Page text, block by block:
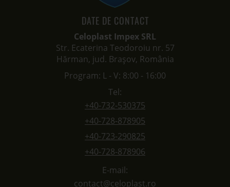
DATE DE CONTACT
Celoplast Impex SRL
Str. Ecaterina Teodoroiu nr. 57
Hărman, jud. Brașov, România
Program: L - V: 8:00 - 16:00
Tel:
+40-732-530375
+40-728-878905
+40-723-290825
+40-728-878906
E-mail:
contact@celoplast.ro